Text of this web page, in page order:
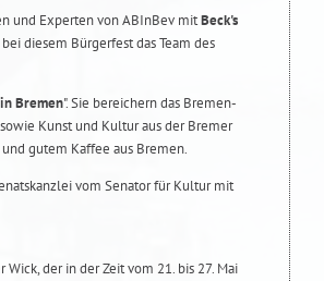
und Experten von ABInBev mitBeck's
diesem Bürgerfest das Team des
Bremen". Sie bereichern das Bremen-
Kunst und Kultur aus der Bremer
gutem Kaffee aus Bremen.
vom Senator für Kultur mit
der in der Zeit vom 21. bis 27. Mai